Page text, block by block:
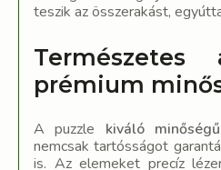
teszik az összerakást,
Természetes
prémium
A puzzle kiváló
nemcsak tartósságot
is. Az elemeket precíz